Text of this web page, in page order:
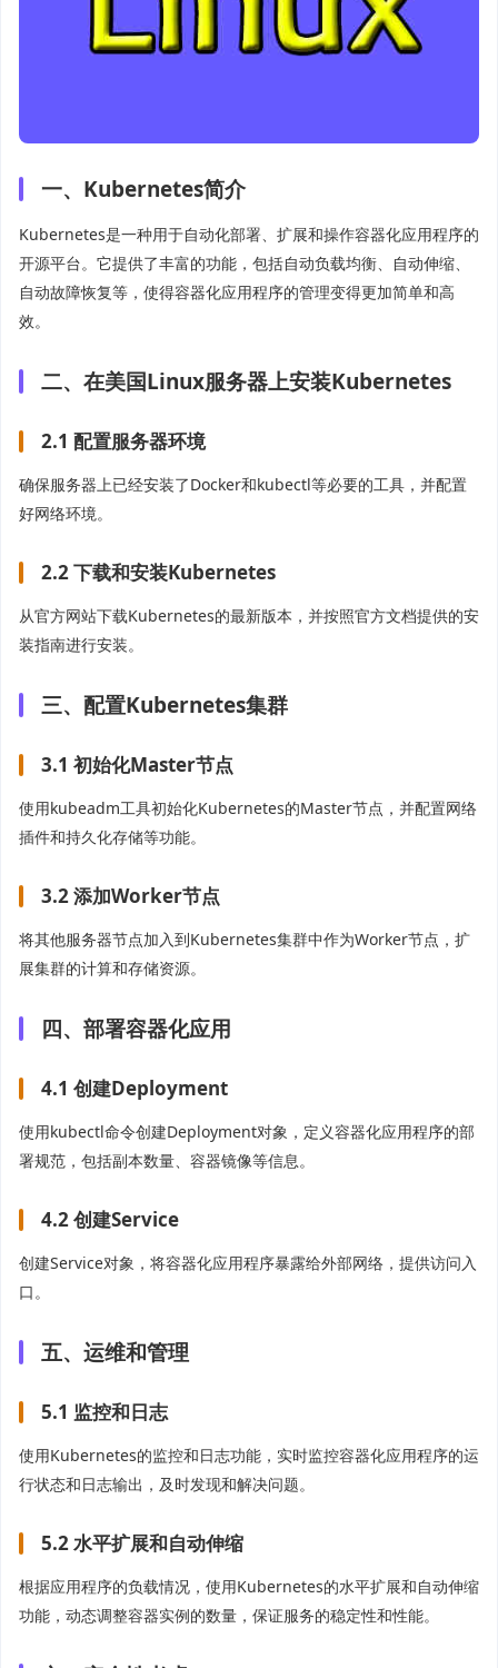
一、Kubernetes简介
Kubernetes是一种用于自动化部署、扩展和操作容器化应用程序的
开源平台。它提供了丰富的功能，包括自动负载均衡、自动伸缩、
自动故障恢复等，使得容器化应用程序的管理变得更加简单和高
效。
二、在美国Linux服务器上安装Kubernetes
2.1 配置服务器环境
确保服务器上已经安装了Docker和kubectl等必要的工具，并配置
好网络环境。
2.2 下载和安装Kubernetes
从官方网站下载Kubernetes的最新版本，并按照官方文档提供的安
装指南进行安装。
三、配置Kubernetes集群
3.1 初始化Master节点
使用kubeadm工具初始化Kubernetes的Master节点，并配置网络
插件和持久化存储等功能。
3.2 添加Worker节点
将其他服务器节点加入到Kubernetes集群中作为Worker节点，扩
展集群的计算和存储资源。
四、部署容器化应用
4.1 创建Deployment
使用kubectl命令创建Deployment对象，定义容器化应用程序的部
署规范，包括副本数量、容器镜像等信息。
4.2 创建Service
创建Service对象，将容器化应用程序暴露给外部网络，提供访问入
口。
五、运维和管理
5.1 监控和日志
使用Kubernetes的监控和日志功能，实时监控容器化应用程序的运
行状态和日志输出，及时发现和解决问题。
5.2 水平扩展和自动伸缩
根据应用程序的负载情况，使用Kubernetes的水平扩展和自动伸缩
功能，动态调整容器实例的数量，保证服务的稳定性和性能。